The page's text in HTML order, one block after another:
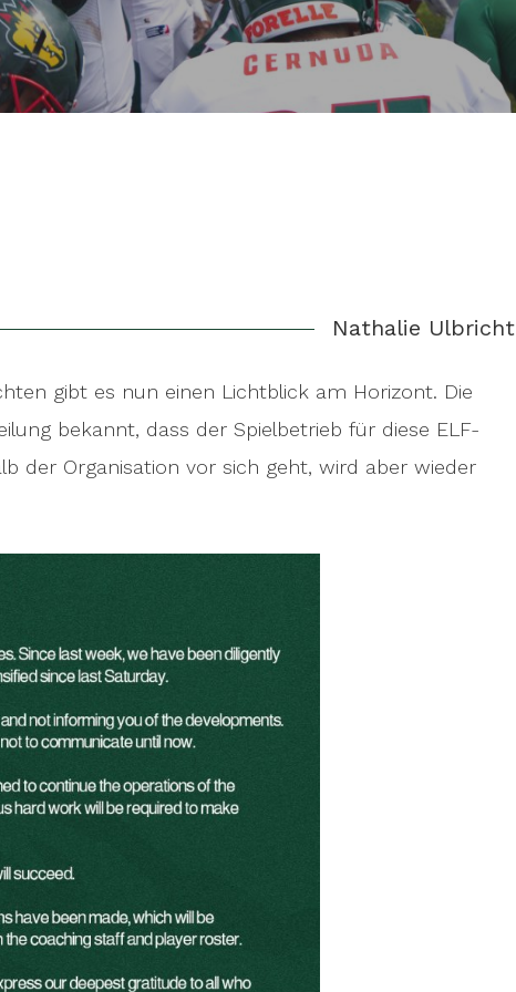
Nathalie Ulbricht
gibt es nun einen Lichtblick am Horizont. Die
bekannt, dass der Spielbetrieb für diese ELF-
der Organisation vor sich geht, wird aber wieder